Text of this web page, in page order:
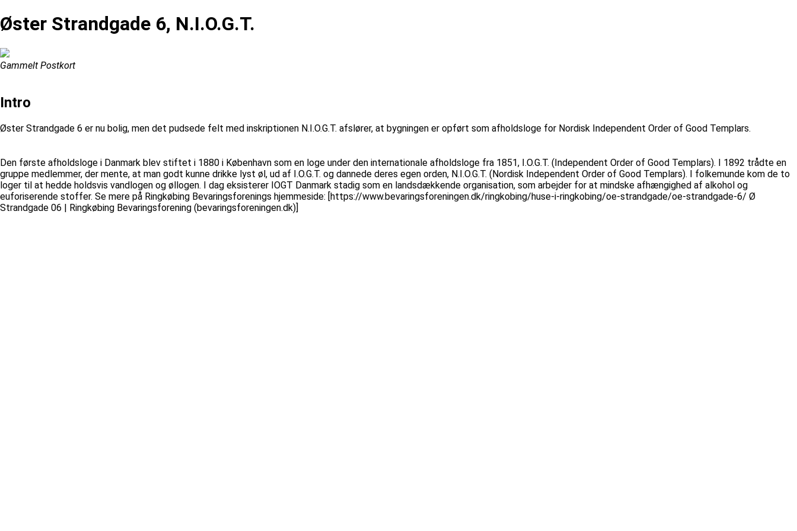
Øster Strandgade 6, N.I.O.G.T.
Gammelt Postkort
Intro
Øster Strandgade 6 er nu bolig, men det pudsede felt med inskriptionen N.I.O.G.T. afslører, at bygningen er opført som afholdsloge for Nordisk Independent Order of Good Templars.
Den første afholdsloge i Danmark blev stiftet i 1880 i København som en loge under den internationale afholdsloge fra 1851, I.O.G.T. (Independent Order of Good Templars). I 1892 trådte en
gruppe medlemmer, der mente, at man godt kunne drikke lyst øl, ud af I.O.G.T. og dannede deres egen orden, N.I.O.G.T. (Nordisk Independent Order of Good Templars). I folkemunde kom de to
loger til at hedde holdsvis vandlogen og øllogen. I dag eksisterer IOGT Danmark stadig som en landsdækkende organisation, som arbejder for at mindske afhængighed af alkohol og
euforiserende stoffer. Se mere på Ringkøbing Bevaringsforenings hjemmeside: [https://www.bevaringsforeningen.dk/ringkobing/huse-i-ringkobing/oe-strandgade/oe-strandgade-6/ Ø
Strandgade 06 | Ringkøbing Bevaringsforening (bevaringsforeningen.dk)]